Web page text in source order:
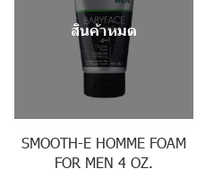
สินค้าหมด
SMOOTH-E HOMME FOAM
FOR MEN 4 OZ.